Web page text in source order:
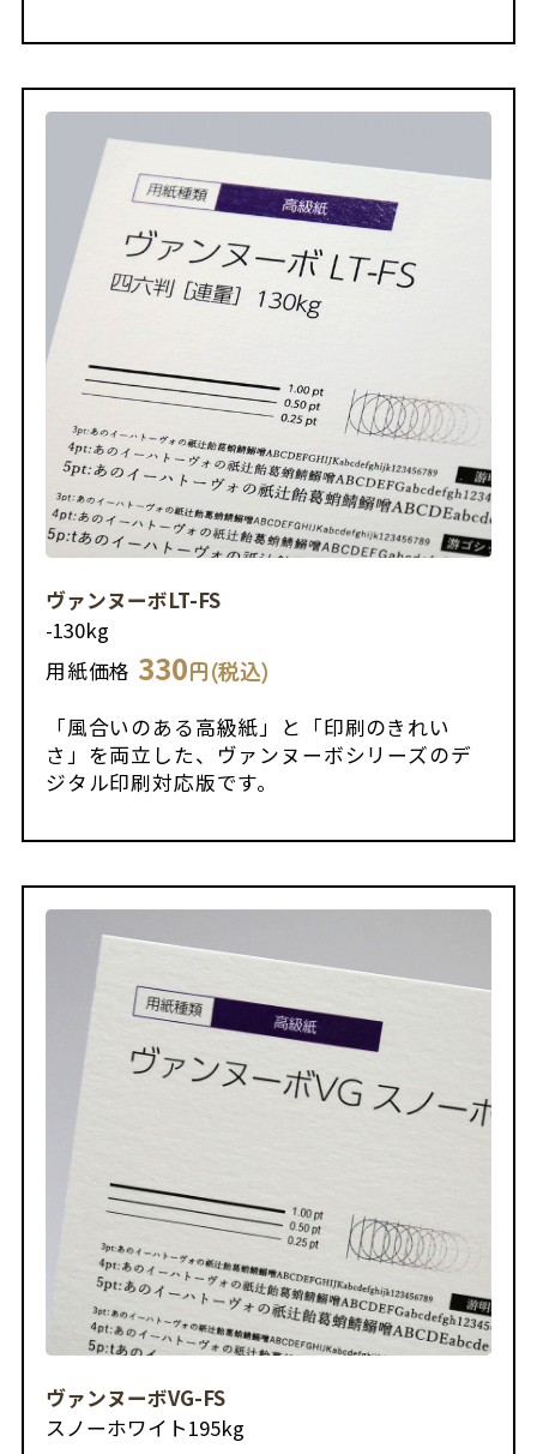
ヴァンヌーボLT-FS
-130kg
用紙価格 330円(税込)
「風合いのある高級紙」と「印刷のきれい
さ」を両立した、ヴァンヌーボシリーズのデ
ジタル印刷対応版です。
ヴァンヌーボVG-FS
スノーホワイト195kg